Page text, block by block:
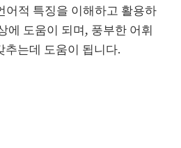
어적 특징을 이해하고 활용하
에 도움이 되며, 풍부한 어휘
추는데 도움이 됩니다.